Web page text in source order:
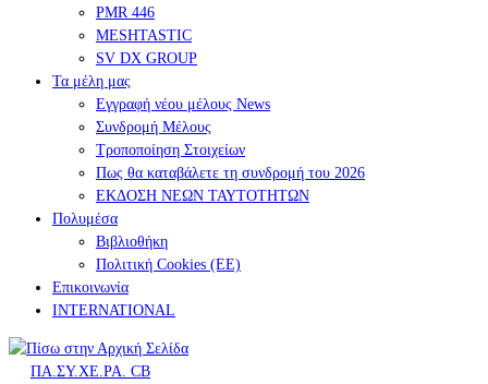
PMR 446
MESHTASTIC
SV DX GROUP
Τα μέλη μας
Εγγραφή νέου μέλους News
Συνδρομή Μέλους
Τροποποίηση Στοιχείων
Πως θα καταβάλετε τη συνδρομή του 2026
ΕΚΔΟΣΗ ΝΕΩΝ ΤΑΥΤΟΤΗΤΩΝ
Πολυμέσα
Βιβλιοθήκη
Πολιτική Cookies (ΕΕ)
Επικοινωνία
INTERNATIONAL
ΠΑ.ΣΥ.ΧΕ.ΡΑ. CB